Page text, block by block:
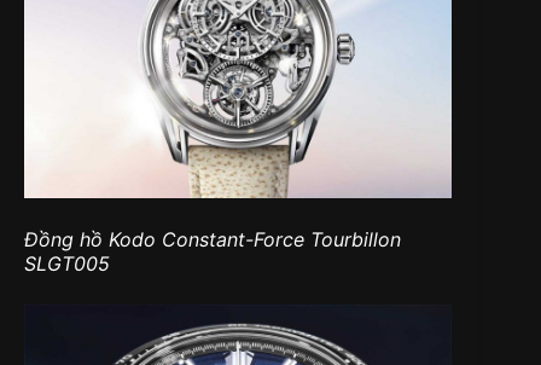
Đồng hồ Kodo Constant-Force Tourbillon
SLGT005